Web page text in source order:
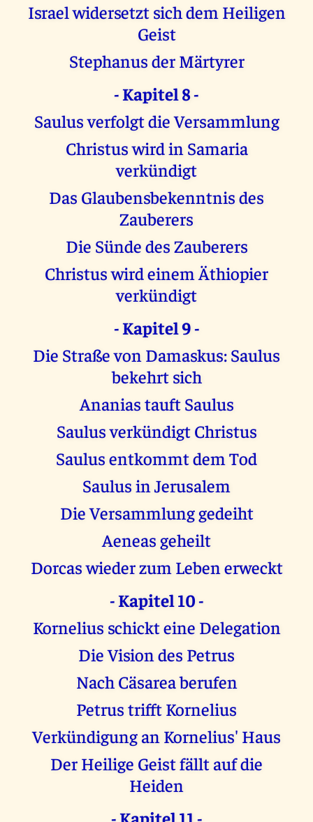
Israel widersetzt sich dem Heiligen
Geist
Stephanus der Märtyrer
- Kapitel 8 -
Saulus verfolgt die Versammlung
Christus wird in Samaria
verkündigt
Das Glaubensbekenntnis des
Zauberers
Die Sünde des Zauberers
Christus wird einem Äthiopier
verkündigt
- Kapitel 9 -
Die Straße von Damaskus: Saulus
bekehrt sich
Ananias tauft Saulus
Saulus verkündigt Christus
Saulus entkommt dem Tod
Saulus in Jerusalem
Die Versammlung gedeiht
Aeneas geheilt
Dorcas wieder zum Leben erweckt
- Kapitel 10 -
Kornelius schickt eine Delegation
Die Vision des Petrus
Nach Cäsarea berufen
Petrus trifft Kornelius
Verkündigung an Kornelius' Haus
Der Heilige Geist fällt auf die
Heiden
- Kapitel 11 -